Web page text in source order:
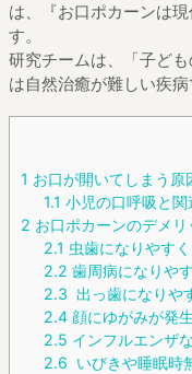
は、『お口ポカーンは
す。
研究チームは、「子ど
は自然治癒が難しい疾
1 お口が開いてしまう原
1.1 小児の口呼吸と
2 お口ポカーンのデメリ
2.1 虫歯になりやす
2.2 歯周病になりや
2.3 出っ歯になりや
2.4顔にゆがみが発
2.5 インフルエンザ
2.6 いびきや睡眠時